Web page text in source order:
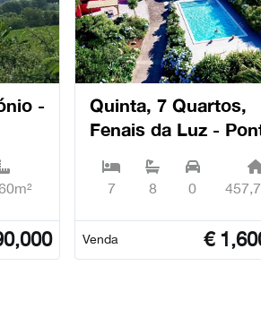
Quinta, 7 Quartos,
Fenais da Luz -
7 8 0
Venda €